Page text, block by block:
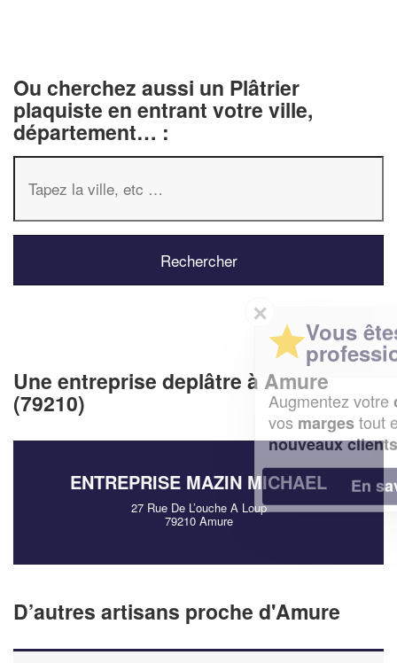
Ou cherchez aussi un Plâtrier
plaquiste en entrant votre ville,
département… :
Une entreprise deplâtre à Amure
(79210)
ENTREPRISE MAZIN MICHAEL
27 Rue De L’ouche A Loup
79210 Amure
D’autres artisans proche d'Amure
Vous êtes un
professionnel ?
Augmentez votre chiffre d'affaireset
tout en gagnant de
nouveaux clients!
En savoir plus